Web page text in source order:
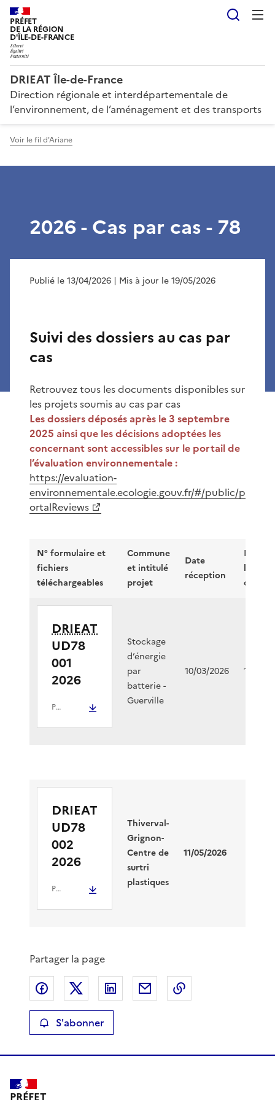
PRÉFET
DE LA RÉGION
D'ÎLE-DE-FRANCE
DRIEAT Île-de-France
Direction régionale et interdépartementale de
l’environnement, de l’aménagement et des transports
Voir le fil d'Ariane
2026 - Cas par cas - 78
Publié le 13/04/2026 | Mis à jour le 19/05/2026
Suivi des dossiers au cas par
cas
Retrouvez tous les documents disponibles sur
les projets soumis au cas par cas
Les dossiers déposés après le 3 septembre
2025 ainsi que les décisions adoptées les
concernant sont accessibles sur le portail de
l’évaluation environnementale :
https://evaluation-
environnementale.ecologie.gouv.fr/#/public/p
ortalReviews
N° formulaire et
fichiers
téléchargeables
Commune
et intitulé
projet
Date
réception
Date
limite
DRIEAT
UD78
001
2026
PDF - 9.1 Mio
Stockage
d’énergie
par
batterie -
Guerville
10/03/2026 13/04/
DRIEAT
UD78
002
2026
PDF - 6.1 Mio
Thiverval-
Grignon-
Centre de
surtri
plastiques
11/05/2026
Partager la page
Partager sur Facebook
Partager sur XPartager sur LinkedIn
Partager par email
S'abonner